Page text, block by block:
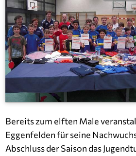
2006
2005
Bereits zum elften Male
Eggenfelden für seine
Abschluss der Saison das